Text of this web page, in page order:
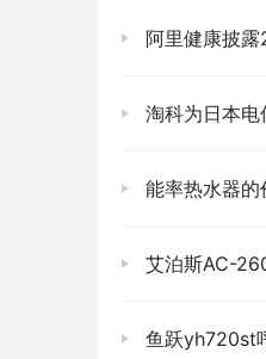
阿里健康披露
淘科为日本电信
能率热水器
艾泊斯AC-
鱼跃yh720st